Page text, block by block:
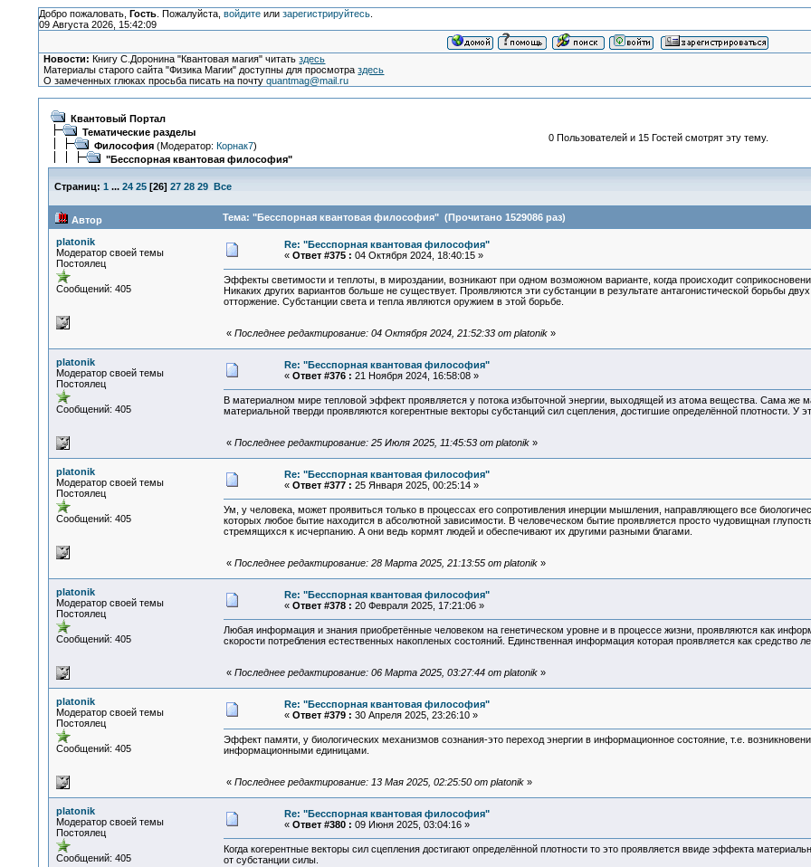
Добро пожаловать, Гость. Пожалуйста, войдитеили зарегистрируйтесь.
09 Августа 2026, 15:42:09
Новости: Книгу С.Доронина "Квантовая магия" читатьздесь
Материалы старого сайта "Физика Магии" доступны для просмотраздесь
О замеченных глюках просьба писать на почтуquantmag@mail.ru
Квантовый Портал
Тематические разделы
Философия(Модератор: Корнак7)
"Бесспорная квантовая философия"
0 Пользователей и 15 Гостей смотрят эту тему.
Страниц: 1 ... 24 25[26] 27 28 29 Все
Автор Тема: "Бесспорная квантовая философия" (Прочитано 1529086 раз)
platonik
Модератор своей темы
Постоялец
Сообщений: 405
Re: "Бесспорная квантовая философия"
« Ответ #375 : 04 Октября 2024, 18:40:15 »
Эффекты светимости и теплоты, в мироздании, возникают при одном возможном варианте, когда происходит
Никаких других вариантов больше не существует. Проявляются эти субстанции в результате антагонистической борьбы
отторжение. Субстанции света и тепла являются оружием в этой борьбе.
« Последнее редактирование: 04 Октября 2024, 21:52:33 от platonik»
platonik
Модератор своей темы
Постоялец
Сообщений: 405
Re: "Бесспорная квантовая философия"
« Ответ #376 : 21 Ноября 2024, 16:58:08 »
В материалном мире тепловой эффект проявляется у потока избыточной энергии, выходящей из атома вещества. Сама же
материальной тверди проявляются когерентные векторы субстанций сил сцепления, достигшие определённой плотности. У
« Последнее редактирование: 25 Июля 2025, 11:45:53 от platonik»
platonik
Модератор своей темы
Постоялец
Сообщений: 405
Re: "Бесспорная квантовая философия"
« Ответ #377 : 25 Января 2025, 00:25:14 »
Ум, у человека, может проявиться только в процессах его сопротивления инерции мышления, направляющего все
которых любое бытие находится в абсолютной зависимости. В человеческом бытие проявляется просто чудовищная
стремящихся к исчерпанию. А они ведь кормят людей и обеспечивают их другими разными благами.
« Последнее редактирование: 28 Марта 2025, 21:13:55 от platonik»
platonik
Модератор своей темы
Постоялец
Сообщений: 405
Re: "Бесспорная квантовая философия"
« Ответ #378 : 20 Февраля 2025, 17:21:06 »
Любая информация и знания приобретённые человеком на генетическом уровне и в процессе жизни, проявляются как
скорости потребления естественных накопленых состояний. Единственная информация которая проявляется как средство
« Последнее редактирование: 06 Марта 2025, 03:27:44 от platonik»
platonik
Модератор своей темы
Постоялец
Сообщений: 405
Re: "Бесспорная квантовая философия"
« Ответ #379 : 30 Апреля 2025, 23:26:10 »
Эффект памяти, у биологических механизмов сознания-это переход энергии в информационное состояние, т.е.
информационными единицами.
« Последнее редактирование: 13 Мая 2025, 02:25:50 от platonik»
platonik
Модератор своей темы
Постоялец
Сообщений: 405
Re: "Бесспорная квантовая философия"
« Ответ #380 : 09 Июня 2025, 03:04:16 »
Когда когерентные векторы сил сцепления достигают определённой плотности то это проявляется ввиде эффекта
от субстанции силы.